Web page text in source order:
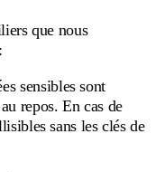
que nous
sensibles sont
repos. En cas de
sans les clés de